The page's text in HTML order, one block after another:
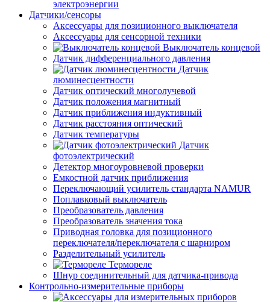
электроэнергии
Датчики/сенсоры
Аксессуары для позиционного выключателя
Аксессуары для сенсорной техники
Выключатель концевой
Датчик дифференциального давления
Датчик
люминесцентности
Датчик оптический многолучевой
Датчик положения магнитный
Датчик приближения индуктивный
Датчик расстояния оптический
Датчик температуры
Датчик
фотоэлектрический
Детектор многоуровневой проверки
Емкостной датчик приближения
Переключающий усилитель стандарта NAMUR
Поплавковый выключатель
Преобразователь давления
Преобразователь значения тока
Приводная головка для позиционного
переключателя/переключателя с шарниром
Разделительный усилитель
Термореле
Шнур соединительный для датчика-привода
Контрольно-измерительные приборы